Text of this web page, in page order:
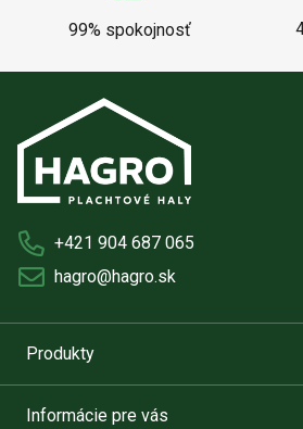
99% spokojnosť
+421 904 687 065
hagro@hagro.sk
Produkty
Informácie pre vás